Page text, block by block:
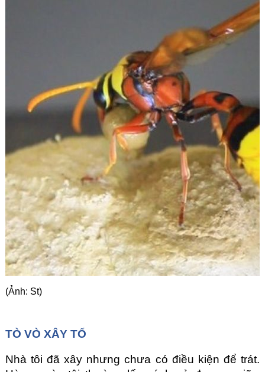
(Ảnh: St)
TÒ VÒ XÂY TỔ
Nhà tôi đã xây nhưng chưa có điều kiện để trát.